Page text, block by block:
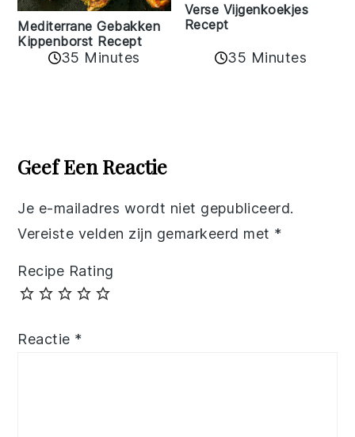
Mediterrane Gebakken
Kippenborst Recept
35 Minutes
Verse Vijgenkoekjes
Recept
35 Minutes
Interactions
Geef Een Reactie
Je e-mailadres wordt niet gepubliceerd.
Vereiste velden zijn gemarkeerd met *
Recipe Rating
Reactie *